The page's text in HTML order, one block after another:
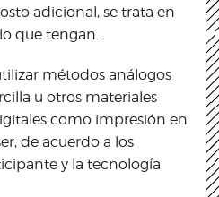
adicional, se trata en
que tengan.
métodos análogos
u otros materiales
como impresión en
de acuerdo a los
y la tecnología